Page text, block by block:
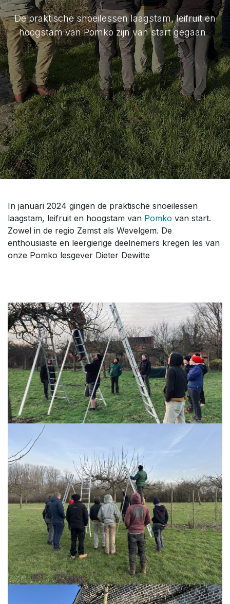
De praktische snoeilessen laagstam, leifruit en
hoogstam van Pomko zijn van start gegaan
In januari 2024 gingen de praktische snoeilessen
laagstam, leifruit en hoogstam van Pomko van start.
Zowel in de regio Zemst als Wevelgem. De
enthousiaste en leergierige deelnemers kregen les van
onze Pomko lesgever Dieter Dewitte